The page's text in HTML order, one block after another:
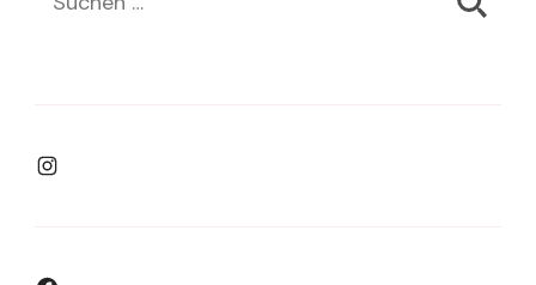
Instagram